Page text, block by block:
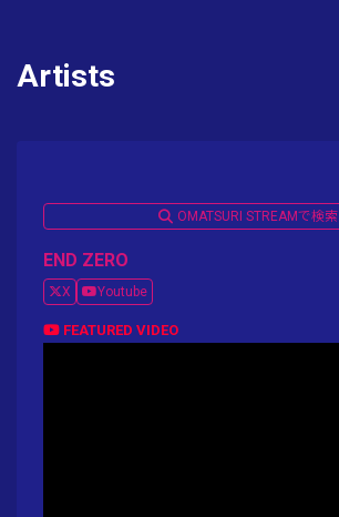
Artists
OMATSURI STREAMで検索
END ZERO
X Youtube
FEATURED VIDEO